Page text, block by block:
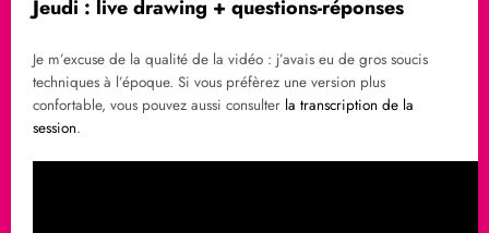
Jeudi : live drawing + questions-réponses
Je m’excuse de la qualité de la vidéo : j’avais eu de gros soucis
techniques à l’époque. Si vous préfèrez une version plus
confortable, vous pouvez aussi consulter la transcription de la
session.